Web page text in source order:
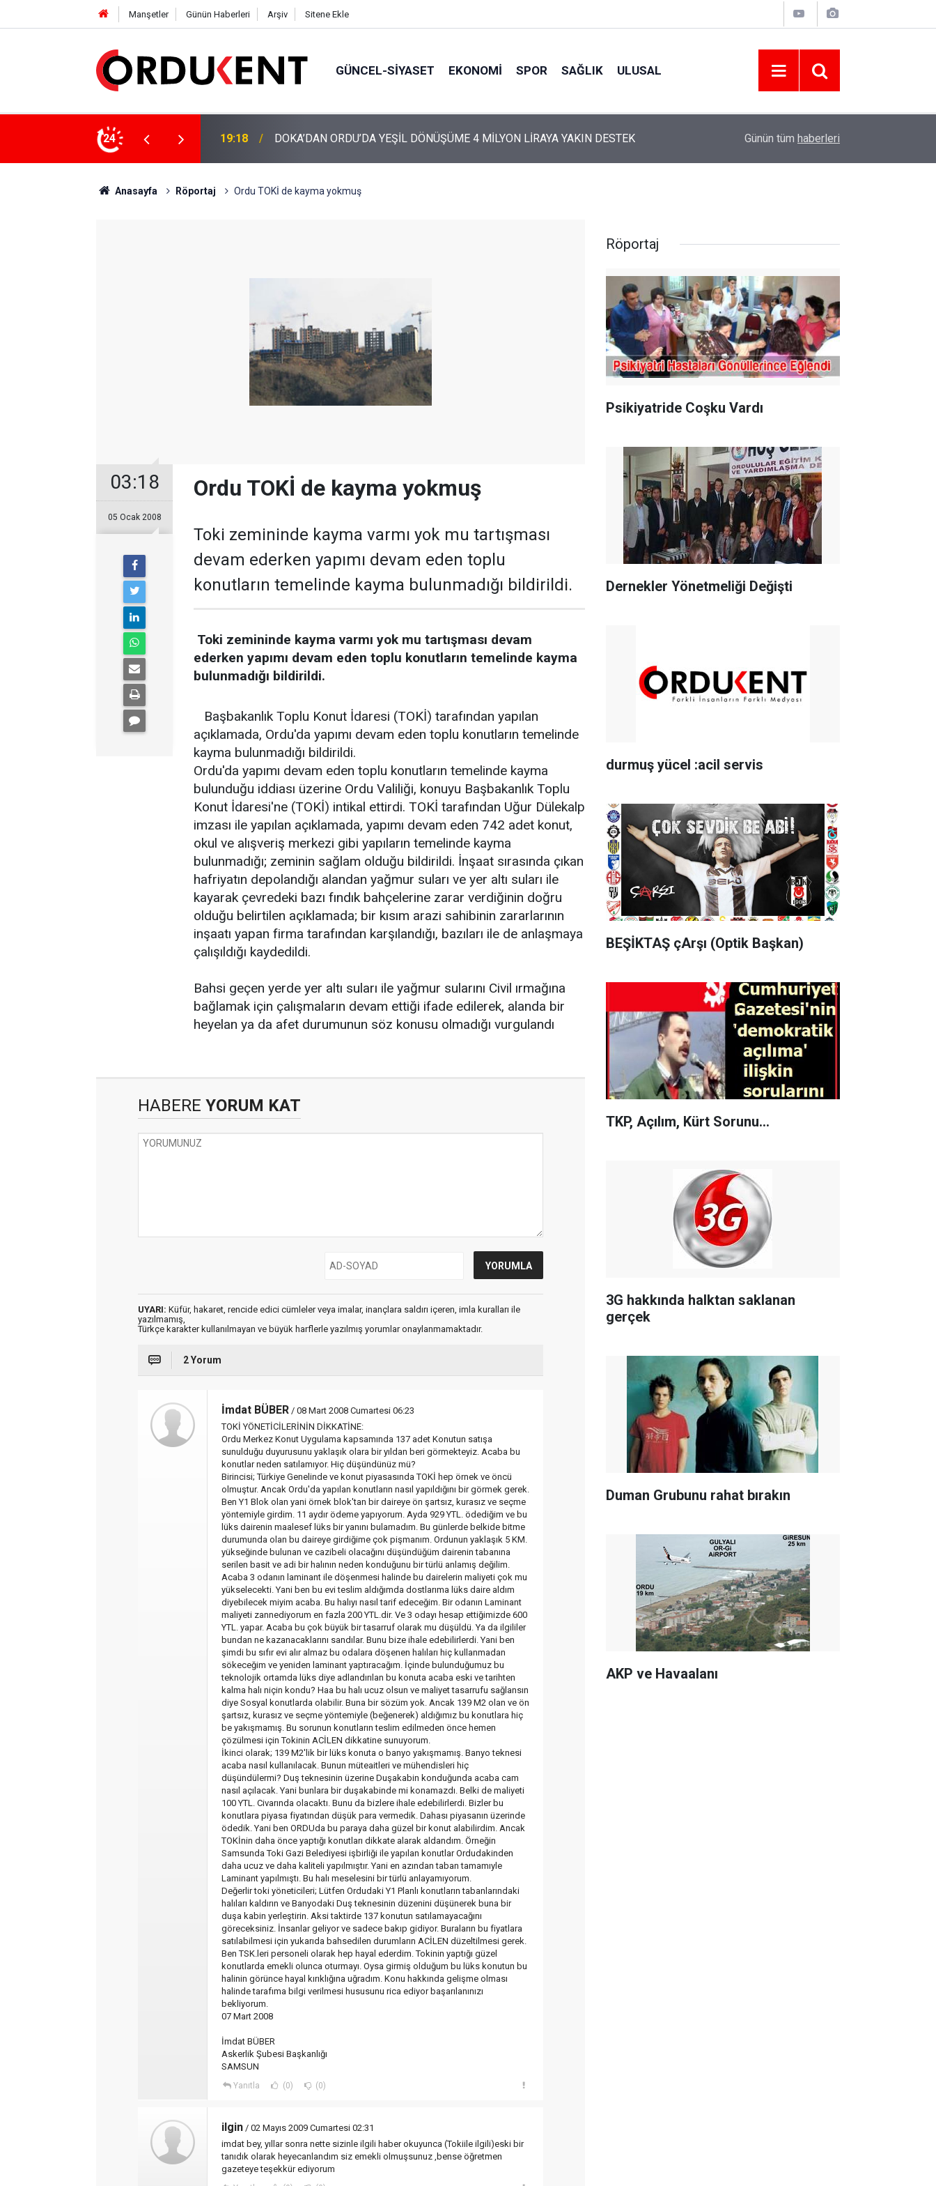
Manşetler Günün Haberleri Arşiv Sitene Ekle
GÜNCEL-SIYASET EKONOMI SPOR SAĞLIK ULUSAL
24
4 MİLYON LİRAYA YAKIN DESTEK 12:46 YENİ PARTİ’NİN ORDU’DAKİ 69 KİŞİLİK KURUCU KADROSU AÇIKLANDI YENİ PARTİ ALTINORDU’DA KURUCU
Günün tüm haberleri
Anasayfa Röportaj Ordu TOKİ de kayma yokmuş
03:18
05 Ocak 2008
Ordu TOKİ de kayma yokmuş
Toki zemininde kayma varmı yok mu tartışması
devam ederken yapımı devam eden toplu
konutların temelinde kayma bulunmadığı bildirildi.
Toki zemininde kayma varmı yok mu tartışması devam
ederken yapımı devam eden toplu konutların temelinde kayma
bulunmadığı bildirildi.
Başbakanlık Toplu Konut İdaresi (TOKİ) tarafından yapılan
açıklamada, Ordu'da yapımı devam eden toplu konutların temelinde
kayma bulunmadığı bildirildi.
Ordu'da yapımı devam eden toplu konutların temelinde kayma
bulunduğu iddiası üzerine Ordu Valiliği, konuyu Başbakanlık Toplu
Konut İdaresi'ne (TOKİ) intikal ettirdi. TOKİ tarafından Uğur Dülekalp
imzası ile yapılan açıklamada, yapımı devam eden 742 adet konut,
okul ve alışveriş merkezi gibi yapıların temelinde kayma
bulunmadığı; zeminin sağlam olduğu bildirildi. İnşaat sırasında çıkan
hafriyatın depolandığı alandan yağmur suları ve yer altı suları ile
kayarak çevredeki bazı fındık bahçelerine zarar verdiğinin doğru
olduğu belirtilen açıklamada; bir kısım arazi sahibinin zararlarının
inşaatı yapan firma tarafından karşılandığı, bazıları ile de anlaşmaya
çalışıldığı kaydedildi.
Bahsi geçen yerde yer altı suları ile yağmur sularını Civil ırmağına
bağlamak için çalışmaların devam ettiği ifade edilerek, alanda bir
heyelan ya da afet durumunun söz konusu olmadığı vurgulandı
HABERE YORUM KAT
UYARI: Küfür, hakaret, rencide edici cümleler veya imalar, inançlara saldırı içeren, imla kuralları ile
yazılmamış,
Türkçe karakter kullanılmayan ve büyük harflerle yazılmış yorumlar onaylanmamaktadır.
2 Yorum
İmdat BÜBER / 08 Mart 2008 Cumartesi 06:23
TOKİ YÖNETİCİLERİNİN DİKKATİNE:
Ordu Merkez Konut Uygulama kapsamında 137 adet Konutun satışa
sunulduğu duyurusunu yaklaşık olara bir yıldan beri görmekteyiz. Acaba bu
konutlar neden satılamıyor. Hiç düşündünüz mü?
Birincisi; Türkiye Genelinde ve konut piyasasında TOKİ hep örnek ve öncü
olmuştur. Ancak Ordu'da yapılan konutların nasıl yapıldığını bir görmek gerek.
Ben Y1 Blok olan yani örnek blok'tan bir daireye ön şartsız, kurasız ve seçme
yöntemiyle girdim. 11 aydır ödeme yapıyorum. Ayda 929 YTL. ödediğim ve bu
lüks dairenin maalesef lüks bir yanını bulamadım. Bu günlerde belkide bitme
durumunda olan bu daireye girdiğime çok pişmanım. Ordunun yaklaşık 5 KM.
yükseğinde bulunan ve cazibeli olacağını düşündüğüm dairenin tabanına
serilen basit ve adi bir halının neden konduğunu bir türlü anlamış değilim.
Acaba 3 odanın laminant ile döşenmesi halinde bu dairelerin maliyeti çok mu
yükselecekti. Yani ben bu evi teslim aldığımda dostlarıma lüks daire aldım
diyebilecek miyim acaba. Bu halıyı nasıl tarif edeceğim. Bir odanın Laminant
maliyeti zannediyorum en fazla 200 YTL.dir. Ve 3 odayı hesap ettiğimizde 600
YTL. yapar. Acaba bu çok büyük bir tasarruf olarak mu düşüldü. Ya da ilgililer
bundan ne kazanacaklarını sandılar. Bunu bize ihale edebilirlerdi. Yani ben
şimdi bu sıfır evi alır almaz bu odalara döşenen halıları hiç kullanmadan
sökeceğim ve yeniden laminant yaptıracağım. İçinde bulunduğumuz bu
teknolojik ortamda lüks diye adlandırılan bu konuta acaba eski ve tarihten
kalma halı niçin kondu? Haa bu halı ucuz olsun ve maliyet tasarrufu sağlansın
diye Sosyal konutlarda olabilir. Buna bir sözüm yok. Ancak 139 M2 olan ve ön
şartsız, kurasız ve seçme yöntemiyle (beğenerek) aldığımız bu konutlara hiç
be yakışmamış. Bu sorunun konutların teslim edilmeden önce hemen
çözülmesi için Tokinin ACİLEN dikkatine sunuyorum.
İkinci olarak; 139 M2'lik bir lüks konuta o banyo yakışmamış. Banyo teknesi
acaba nasıl kullanılacak. Bunun müteaitleri ve mühendisleri hiç
düşündülermi? Duş teknesinin üzerine Duşakabin konduğunda acaba cam
nasıl açılacak. Yani bunlara bir duşakabinde mi konamazdı. Belki de maliyeti
100 YTL. Civarında olacaktı. Bunu da bizlere ihale edebilirlerdi. Bizler bu
konutlara piyasa fiyatından düşük para vermedik. Dahası piyasanın üzerinde
ödedik. Yani ben ORDUda bu paraya daha güzel bir konut alabilirdim. Ancak
TOKİnin daha önce yaptığı konutları dikkate alarak aldandım. Örneğin
Samsunda Toki Gazi Belediyesi işbirliği ile yapılan konutlar Ordudakinden
daha ucuz ve daha kaliteli yapılmıştır. Yani en azından taban tamamıyle
Laminant yapılmıştı. Bu halı meselesini bir türlü anlayamıyorum.
Değerlir toki yöneticileri; Lütfen Ordudaki Y1 Planlı konutların tabanlarındaki
halıları kaldırın ve Banyodaki Duş teknesinin düzenini düşünerek buna bir
duşa kabin yerleştirin. Aksi taktirde 137 konutun satılamayacağını
göreceksiniz. İnsanlar geliyor ve sadece bakıp gidiyor. Buraların bu fiyatlara
satılabilmesi için yukarıda bahsedilen durumların ACİLEN düzeltilmesi gerek.
Ben TSK.leri personeli olarak hep hayal ederdim. Tokinin yaptığı güzel
konutlarda emekli olunca oturmayı. Oysa girmiş olduğum bu lüks konutun bu
halinin görünce hayal kırıklığına uğradım. Konu hakkında gelişme olması
halinde tarafıma bilgi verilmesi hususunu rica ediyor başarılanınızı
bekliyorum.
07 Mart 2008
İmdat BÜBER
Askerlik Şubesi Başkanlığı
SAMSUN
Yanıtla (0) (0)
ilgin / 02 Mayıs 2009 Cumartesi 02:31
imdat bey, yıllar sonra nette sizinle ilgili haber okuyunca (Tokiile ilgili)eski bir
tanıdık olarak heyecanlandım siz emekli olmuşsunuz ,bense öğretmen
gazeteye teşekkür ediyorum
Röportaj
Psikiyatride Coşku Vardı
Dernekler Yönetmeliği Değişti
durmuş yücel :acil servis
BEŞİKTAŞ çArşı (Optik Başkan)
TKP, Açılım, Kürt Sorunu...
3G hakkında halktan saklanan
gerçek
Duman Grubunu rahat bırakın
AKP ve Havaalanı